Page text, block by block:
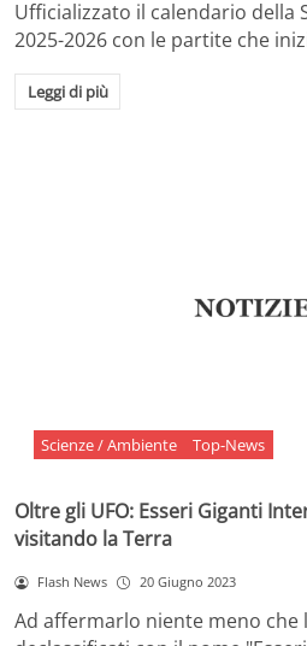
Ufficializzato il calendario della
2025-2026 con le partite che
Leggi di più
Scienze / Ambiente Top-News
Oltre gli UFO: Esseri Giganti
visitando la Terra
Flash News 20 Giugno 2023
Ad affermarlo niente meno che